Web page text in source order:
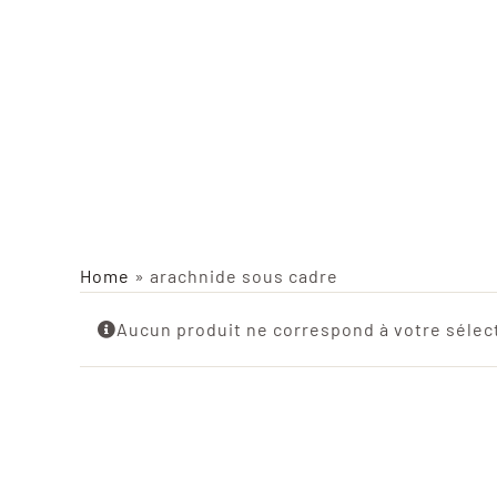
Home » arachnide sous cadre
Aucun produit ne correspond à votre